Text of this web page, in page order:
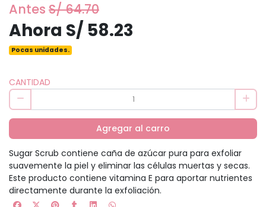
Antes S/ 64.70
Ahora S/ 58.23
Pocas unidades.
CANTIDAD
Agregar al carro
Sugar Scrub contiene caña de azúcar pura para exfoliar
suavemente la piel y eliminar las células muertas y secas.
Este producto contiene vitamina E para aportar nutrientes
directamente durante la exfoliación.